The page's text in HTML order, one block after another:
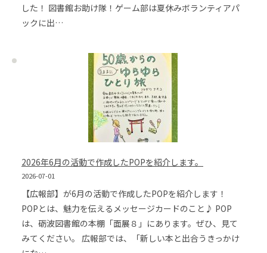
した！ 図書館お助け隊！ゲーム部は夏休みボランティアパ
ックに出…
2026年6月の活動で作成したPOPを紹介します。
2026-07-01
【広報部】が6月の活動で作成したPOPを紹介します！
POPとは、魅力を伝えるメッセージカードのこと♪ POP
は、砺波図書館の本棚「面展８」にあります。ぜひ、見て
みてください。 広報部では、「新しい本と出合うきっかけ